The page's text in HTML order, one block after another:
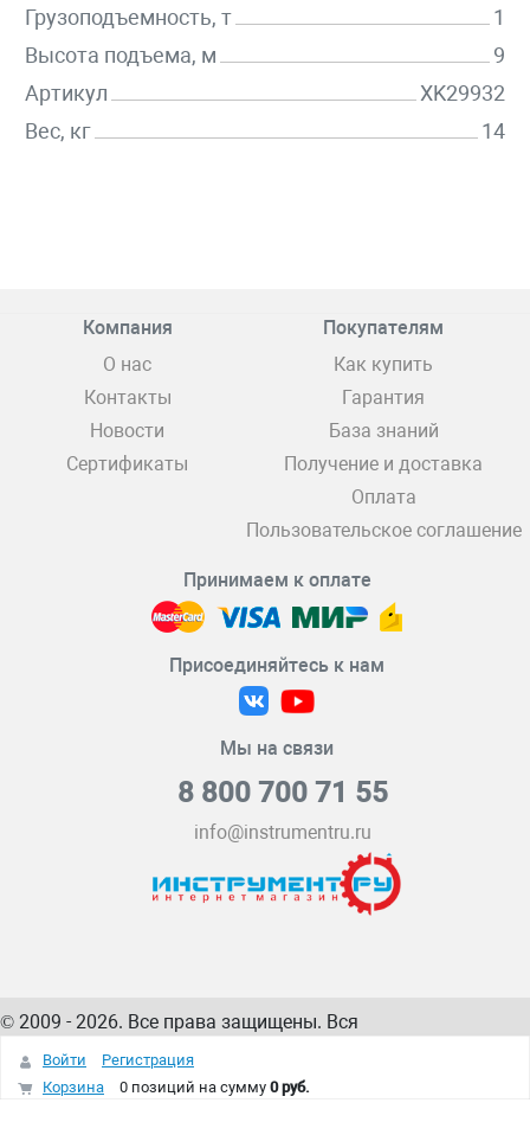
Грузоподъемность, т
1
Высота подъема, м
9
Артикул
XK29932
Вес, кг
14
Компания
О нас
Контакты
Новости
Сертификаты
Покупателям
Как купить
Гарантия
База знаний
Получение и доставка
Оплата
Пользовательское соглашение
Принимаем к оплате
Присоединяйтесь к нам
Мы на связи
8 800 700 71 55
info@instrumentru.ru
© 2009 - 2026. Все права защищены. Вся
информация на сайте – собственность
интернет-магазина
Войти
Регистрация
Корзина
0 позиций на сумму 0 руб.